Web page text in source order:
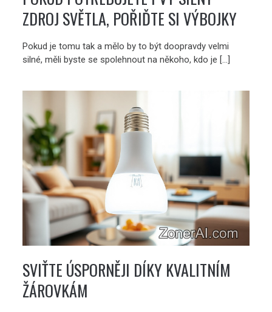
ZDROJ SVĚTLA, POŘIĎTE SI VÝBOJKY
Pokud je tomu tak a mělo by to být doopravdy velmi
silné, měli byste se spolehnout na někoho, kdo je […]
SVIŤTE ÚSPORNĚJI DÍKY KVALITNÍM
ŽÁROVKÁM